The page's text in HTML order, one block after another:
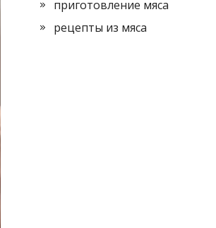
приготовление мяса
рецепты из мяса